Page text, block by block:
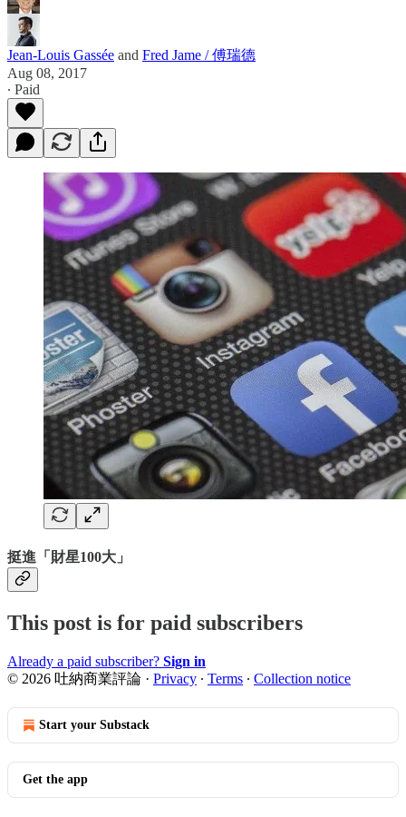
Jean-Louis Gassée and Fred Jame / 傅瑞德
Aug 08, 2017
∙ Paid
挺進「財星100大」
This post is for paid subscribers
Already a paid subscriber? Sign in
© 2026 吐納商業評論 · Privacy ∙ Terms ∙ Collection notice
Start your Substack
Get the app